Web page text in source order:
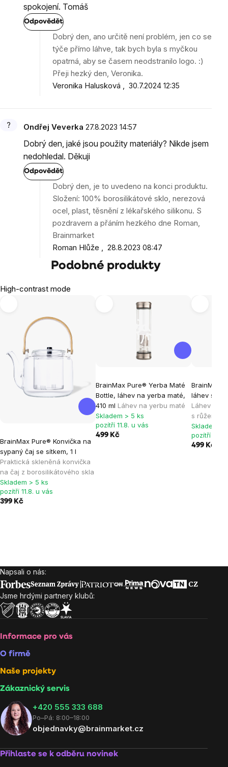
spokojení. Tomáš
Odpovědět
Veronika Halusková 30.7.2024 12:35
Dobrý den, ano určitě není problém, jen co se
týče přímo láhve, tak bych byla s myčkou
opatrná, aby se časem neodstranilo logo. :)
Přeji hezký den, Veronika.
Ondřej Veverka 27.8.2023 14:57
Dobrý den, jaké jsou použity materiály? Nikde jsem
nedohledal. Děkuji
Odpovědět
Roman Hlůže 28.8.2023 08:47
Dobrý den, je to uvedeno na konci produktu.
Složení: 100% borosilikátové sklo, nerezová
ocel, plast, těsnění z lékařského silikonu. S
pozdravem a přáním hezkého dne Roman,
Brainmarket
Podobné produkty
High-contrast mode
BrainMax Pure® Konvička na
sypaný čaj se sítkem, 1 l
Praktická skleněná konvička
na čaj z borosilikátového skla
Skladem > 5 ks
pozítří 11.8. u vás
399 Kč
BrainMax Pure® Yerba Maté
Bottle, láhev na yerba maté,
410 ml Láhev na yerbu maté
Skladem > 5 ks
pozítří 11.8. u vás
499 Kč
BrainMax
láhev s
Láhev z
s
Skladem >
pozítří 11.8.
499 Kč
Zápatí
Napsali o nás:
Jsme hrdými partnery klubů:
Informace pro vás
O firmě
Naše projekty
Zákaznický servis
‭+420 555 333 688
Po–Pá: 8:00–18:00
objednavky@brainmarket.cz
Přihlaste se k odběru novinek